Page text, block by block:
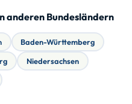
anderen Bundesländern
Baden-Württemberg
Niedersachsen